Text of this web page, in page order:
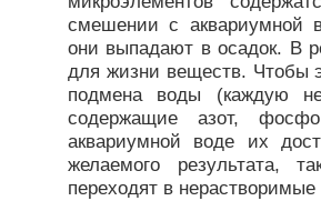
смешении с аквариумной
они выпадают в осадок. В
для жизни веществ. Чтобы
подмена воды (каждую
содержащие азот,
аквариумной воде их
желаемого результата,
переходят в нерастворимые